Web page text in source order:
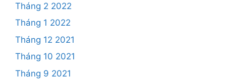
Tháng 2 2022
Tháng 1 2022
Tháng 12 2021
Tháng 10 2021
Tháng 9 2021